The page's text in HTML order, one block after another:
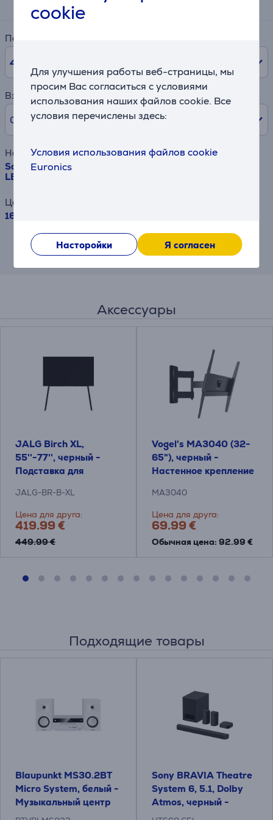
cookie
Для улучшения работы веб-страницы, мы
просим Вас согласиться с условиями
использования наших файлов cookie. Все
условия перечислены здесь:
Условия использования файлов cookie
Euronics
Насторойки Я согласен
Период
48
Взнос
0% /0 €
Наименование товара
Samsung The Frame Pro, 65'', 4K UHD, Neo QLED Mini
LED, черный - Телевизор
Цена
1649 €
Результат является приблизительным и
может отличаться от предлагаемых Вам
условий.
Аксессуары
JALG Birch XL,
55''-77'', черный -
Подставка для
JALG-BR-B-XL
Цена для друга:
419.99 €
449.99 €
Vogel's MA3040 (32-
65"), черный -
Настенное крепление
MA3040
Цена для друга:
69.99 €
Обычная цена: 92.99 €
Подходящие товары
Blaupunkt MS30.2BT
Micro System, белый -
Музыкальный центр
Sony BRAVIA Theatre
System 6, 5.1, Dolby
Atmos, черный -
Система домашнего